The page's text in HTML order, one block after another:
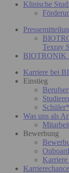
Klinische
Texray
BIOTRONIK
Karriere bei
Einstieg
Was uns als
Bewerbung